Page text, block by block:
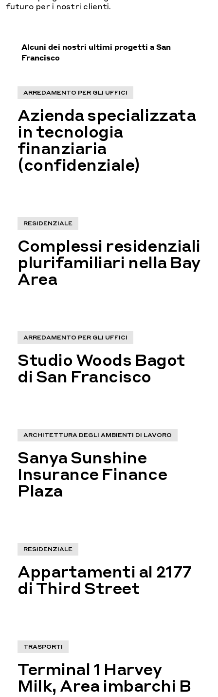
futuro per i nostri clienti.
Alcuni dei nostri ultimi progetti a San
Francisco
ARREDAMENTO PER GLI UFFICI
Azienda specializzata
in tecnologia
finanziaria
(confidenziale)
RESIDENZIALE
Complessi residenziali
plurifamiliari nella Bay
Area
ARREDAMENTO PER GLI UFFICI
Studio Woods Bagot
di San Francisco
ARCHITETTURA DEGLI AMBIENTI DI LAVORO
Sanya Sunshine
Insurance Finance
Plaza
RESIDENZIALE
Appartamenti al 2177
di Third Street
TRASPORTI
Terminal 1 Harvey
Milk, Area imbarchi B